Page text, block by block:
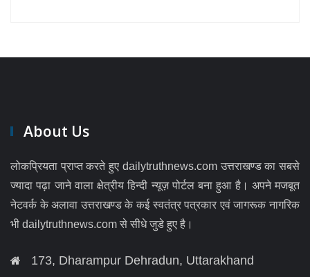
About Us
लोकप्रियता प्राप्त करते हुए dailytruthnews.com उत्तराखण्ड का सबसे
ज्यादा पढ़ा जाने वाला क्षेत्रीय हिन्दी न्यूज़ पोर्टल बना हुआ है। अपने मजबूत
नेटवर्क के अलावा उत्तराखण्ड के कई स्वतंत्र पत्रकार एवं जागरूक नागरिक
भी dailytruthnews.com से सीधे जुडे हुए है।
173, Dharampur Dehradun, Uttarakhand